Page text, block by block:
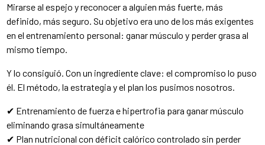
Mirarse al espejo y reconocer a alguien más fuerte, más
definido, más seguro. Su objetivo era uno de los más exigentes
en el entrenamiento personal: ganar músculo y perder grasa al
mismo tiempo.
Y lo consiguió. Con un ingrediente clave: el compromiso lo puso
él. El método, la estrategia y el plan los pusimos nosotros.
✔ Entrenamiento de fuerza e hipertrofia para ganar músculo
eliminando grasa simultáneamente
✔ Plan nutricional con déficit calórico controlado sin perder